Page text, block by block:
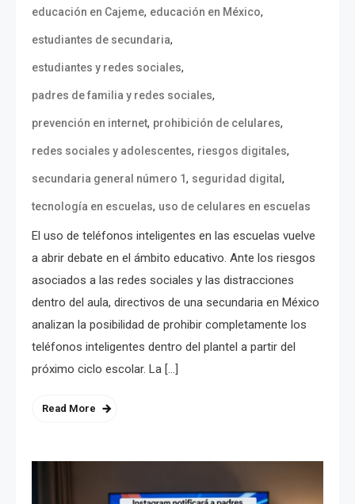
educación en Cajeme, educación en México,
estudiantes de secundaria,
estudiantes y redes sociales,
padres de familia y redes sociales,
prevención en internet, prohibición de celulares,
redes sociales y adolescentes, riesgos digitales,
secundaria general número 1, seguridad digital ,
tecnología en escuelas, uso de celulares en escuelas
El uso de teléfonos inteligentes en las escuelas vuelve
a abrir debate en el ámbito educativo. Ante los riesgos
asociados a las redes sociales y las distracciones
dentro del aula, directivos de una secundaria en México
analizan la posibilidad de prohibir completamente los
teléfonos inteligentes dentro del plantel a partir del
próximo ciclo escolar. La […]
Read More